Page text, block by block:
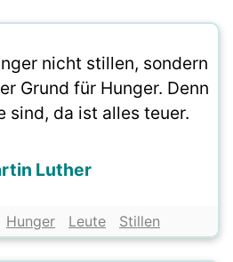
nicht stillen, sondern
Grund für Hunger. Denn
sind, da ist alles teuer.
Luther
Hunger Leute Stillen